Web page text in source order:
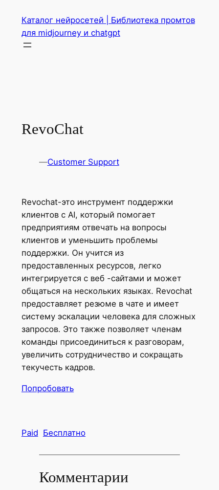
содержимому
Каталог нейросетей | Библиотека промтов
для midjourney и chatgpt
RevoChat
—Customer Support
Revochat-это инструмент поддержки
клиентов с AI, который помогает
предприятиям отвечать на вопросы
клиентов и уменьшить проблемы
поддержки. Он учится из
предоставленных ресурсов, легко
интегрируется с веб -сайтами и может
общаться на нескольких языках. Revochat
предоставляет резюме в чате и имеет
систему эскалации человека для сложных
запросов. Это также позволяет членам
команды присоединиться к разговорам,
увеличить сотрудничество и сокращать
текучесть кадров.
Попробовать
Paid Бесплатно
Комментарии